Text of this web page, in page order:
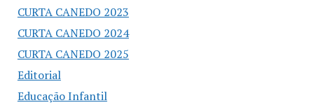
CURTA CANEDO 2023
CURTA CANEDO 2024
CURTA CANEDO 2025
Editorial
Educação Infantil